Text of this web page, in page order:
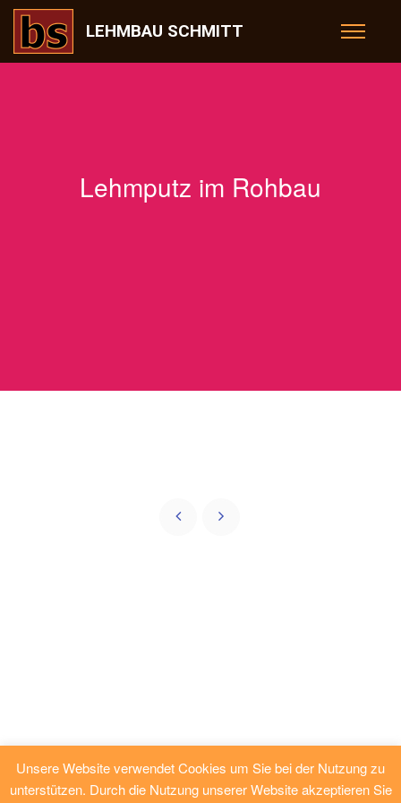
LEHMBAU SCHMITT
Lehmputz im Rohbau
Unsere Website verwendet Cookies um Sie bei der Nutzung zu
unterstützen. Durch die Nutzung unserer Website akzeptieren Sie